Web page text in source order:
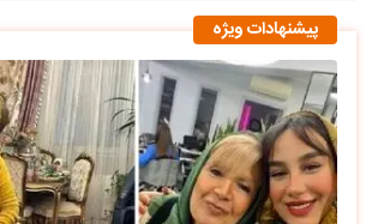
پیشنهادات ویژه